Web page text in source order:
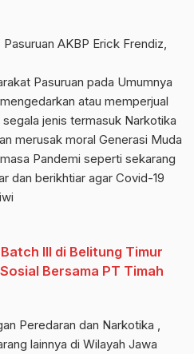
AKBP Erick Frendiz,
Pasuruan pada Umumnya
atau memperjual
jenis termasuk Narkotika
merusak moral Generasi Muda
Pandemi seperti sekarang
dan berikhtiar agar Covid-19
III di Belitung Timur
Bersama PT Timah
Peredaran dan Narkotika ,
lainnya di Wilayah Jawa